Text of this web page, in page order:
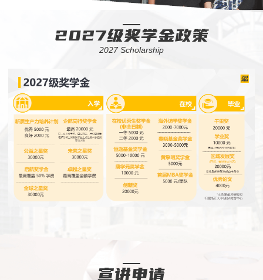
2027级奖学金政策
2027 Scholarship
宣讲申请